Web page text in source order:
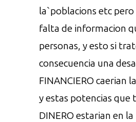
la`poblacions etc
falta de informacion
personas, y esto si
consecuencia una
FINANCIERO caerian
y estas potencias que
DINERO estarian en